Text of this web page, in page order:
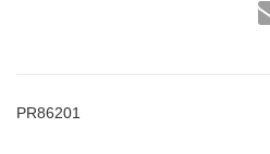
PR86201